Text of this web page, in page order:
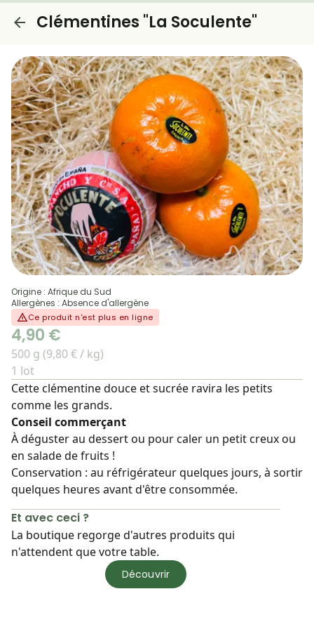
Clémentines "La Soculente"
Origine : Afrique du Sud
Allergènes : Absence d'allergène
Ce produit n'est plus en ligne
4,90 €
500 g (9,80 € / kg)
1 lot
Cette clémentine douce et sucrée ravira les petits
comme les grands.
Conseil commerçant
À déguster au dessert ou pour caler un petit creux ou
en salade de fruits !
Conservation : au réfrigérateur quelques jours, à sortir
quelques heures avant d'être consommée.
Et avec ceci ?
La boutique regorge d'autres produits qui
n'attendent que votre table.
Découvrir